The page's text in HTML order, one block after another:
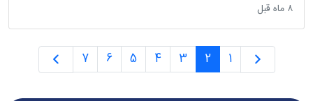
‫۸ ماه قبل
1
2
3
4
5
6
7